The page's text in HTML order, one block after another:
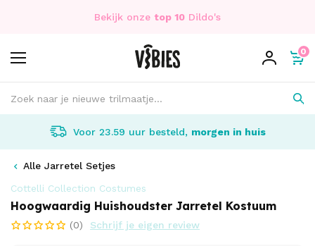
Bekijk onze top 10 Dildo's
0
Voor 23.59 uur besteld, morgen in huis
Alle Jarretel Setjes
Cottelli Collection Costumes
Hoogwaardig Huishoudster Jarretel Kostuum
(0) Schrijf je eigen review